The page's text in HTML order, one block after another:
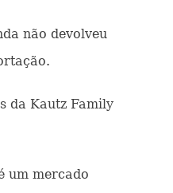
não devolveu
da Kautz Family
um mercado